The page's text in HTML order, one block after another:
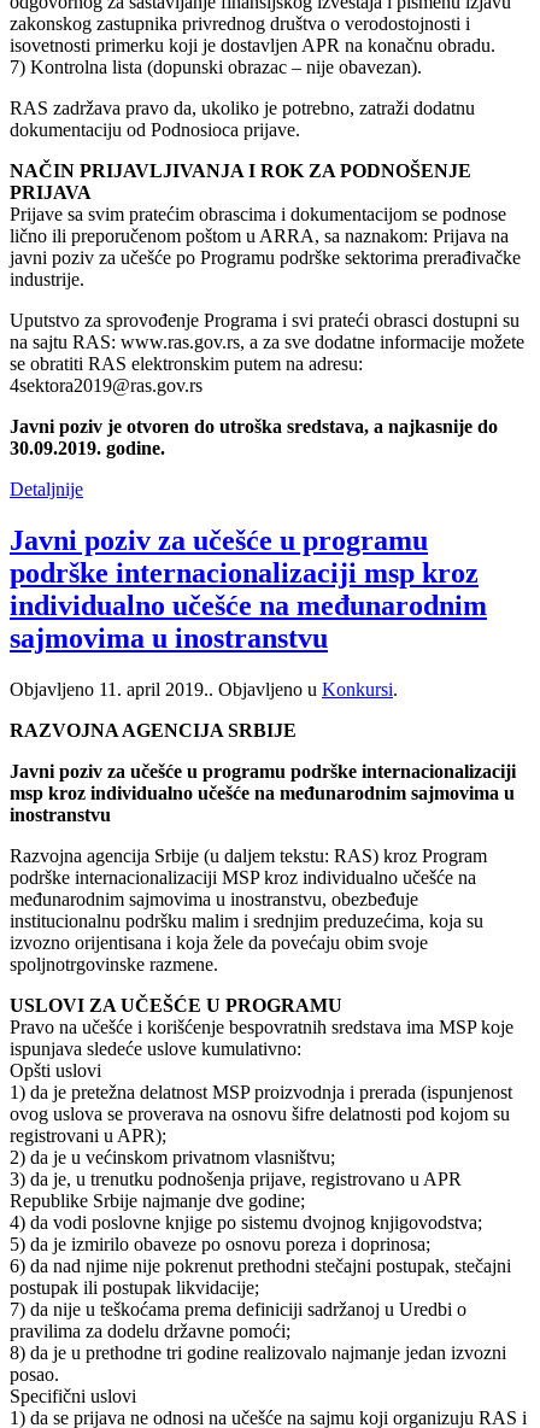
zakonskog zastupnika privrednog društva o verodostojnosti i
isovetnosti primerku koji je dostavljen APR na konačnu obradu.
7) Kontrolna lista (dopunski obrazac – nije obavezan).
RAS zadržava pravo da, ukoliko je potrebno, zatraži dodatnu
dokumentaciju od Podnosioca prijave.
NAČIN PRIJAVLJIVANJA I ROK ZA PODNOŠENJE
PRIJAVA
Prijave sa svim pratećim obrascima i dokumentacijom se podnose
lično ili preporučenom poštom u ARRA, sa naznakom: Prijava na
javni poziv za učešće po Programu podrške sektorima prerađivačke
industrije.
Uputstvo za sprovođenje Programa i svi prateći obrasci dostupni su
na sajtu RAS: www.ras.gov.rs, a za sve dodatne informacije možete
se obratiti RAS elektronskim putem na adresu:
4sektora2019@ras.gov.rs
Javni poziv je otvoren do utroška sredstava, a najkasnije do
30.09.2019. godine.
Detaljnije
Javni poziv za učešće u programu
podrške internacionalizaciji msp kroz
individualno učešće na međunarodnim
sajmovima u inostranstvu
Objavljeno 11. april 2019.. Objavljeno u Konkursi.
RAZVOJNA AGENCIJA SRBIJE
Javni poziv za učešće u programu podrške internacionalizaciji
msp kroz individualno učešće na međunarodnim sajmovima u
inostranstvu
Razvojna agencija Srbije (u daljem tekstu: RAS) kroz Program
podrške internacionalizaciji MSP kroz individualno učešće na
međunarodnim sajmovima u inostranstvu, obezbeđuje
institucionalnu podršku malim i srednjim preduzećima, koja su
izvozno orijentisana i koja žele da povećaju obim svoje
spoljnotrgovinske razmene.
USLOVI ZA UČEŠĆE U PROGRAMU
Pravo na učešće i korišćenje bespovratnih sredstava ima MSP koje
ispunjava sledeće uslove kumulativno:
Opšti uslovi
1) da je pretežna delatnost MSP proizvodnja i prerada (ispunjenost
ovog uslova se proverava na osnovu šifre delatnosti pod kojom su
registrovani u APR);
2) da je u većinskom privatnom vlasništvu;
3) da je, u trenutku podnošenja prijave, registrovano u APR
Republike Srbije najmanje dve godine;
4) da vodi poslovne knjige po sistemu dvojnog knjigovodstva;
5) da je izmirilo obaveze po osnovu poreza i doprinosa;
6) da nad njime nije pokrenut prethodni stečajni postupak, stečajni
postupak ili postupak likvidacije;
7) da nije u teškoćama prema definiciji sadržanoj u Uredbi o
pravilima za dodelu državne pomoći;
8) da je u prethodne tri godine realizovalo najmanje jedan izvozni
posao.
Specifični uslovi
1) da se prijava ne odnosi na učešće na sajmu koji organizuju RAS i